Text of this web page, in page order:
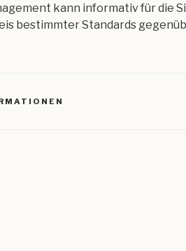
kann informativ für die
bestimmter Standards